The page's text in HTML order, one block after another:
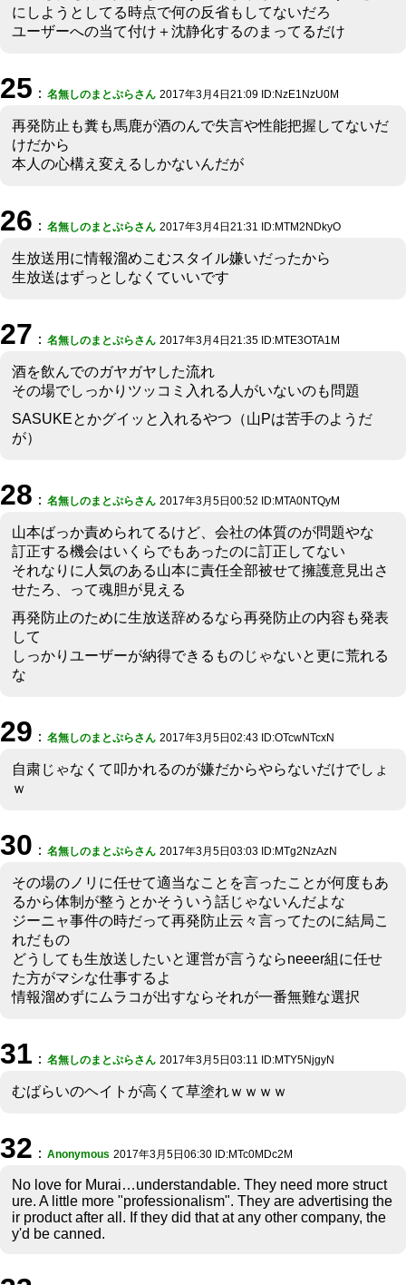
にしようとしてる時点で何の反省もしてないだろ
ユーザーへの当て付け＋沈静化するのまってるだけ
25 ： 名無しのまとぷらさん 2017年3月4日21:09 ID:NzE1NzU0M
再発防止も糞も馬鹿が酒のんで失言や性能把握してないだ
けだから
本人の心構え変えるしかないんだが
26 ： 名無しのまとぷらさん 2017年3月4日21:31 ID:MTM2NDkyO
生放送用に情報溜めこむスタイル嫌いだったから
生放送はずっとしなくていいです
27 ： 名無しのまとぷらさん 2017年3月4日21:35 ID:MTE3OTA1M
酒を飲んでのガヤガヤした流れ
その場でしっかりツッコミ入れる人がいないのも問題
SASUKEとかグイッと入れるやつ（山Pは苦手のようだ
が）
28 ： 名無しのまとぷらさん 2017年3月5日00:52 ID:MTA0NTQyM
山本ばっか責められてるけど、会社の体質のが問題やな
訂正する機会はいくらでもあったのに訂正してない
それなりに人気のある山本に責任全部被せて擁護意見出さ
せたろ、って魂胆が見える
再発防止のために生放送辞めるなら再発防止の内容も発表
して
しっかりユーザーが納得できるものじゃないと更に荒れる
な
29 ： 名無しのまとぷらさん 2017年3月5日02:43 ID:OTcwNTcxN
自粛じゃなくて叩かれるのが嫌だからやらないだけでしょ
ｗ
30 ： 名無しのまとぷらさん 2017年3月5日03:03 ID:MTg2NzAzN
その場のノリに任せて適当なことを言ったことが何度もあ
るから体制が整うとかそういう話じゃないんだよな
ジーニャ事件の時だって再発防止云々言ってたのに結局こ
れだもの
どうしても生放送したいと運営が言うならneeer組に任せ
た方がマシな仕事するよ
情報溜めずにムラコが出すならそれが一番無難な選択
31 ： 名無しのまとぷらさん 2017年3月5日03:11 ID:MTY5NjgyN
むばらいのヘイトが高くて草塗れｗｗｗｗ
32 ： Anonymous 2017年3月5日06:30 ID:MTc0MDc2M
No love for Murai…understandable. They need more struct
ure. A little more "professionalism". They are advertising the
ir product after all. If they did that at any other company, the
y'd be canned.